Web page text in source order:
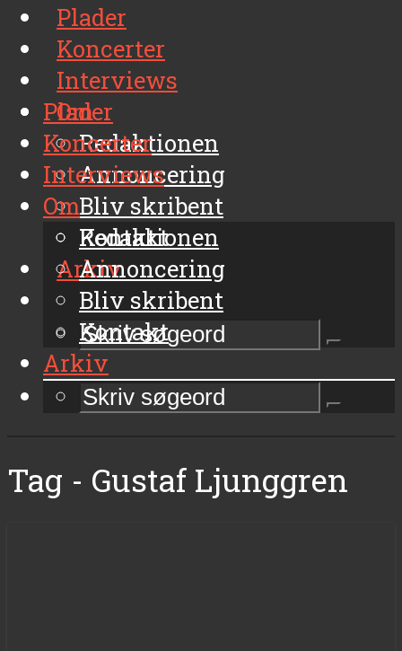
Plader
Koncerter
Interviews
Om
Redaktionen
Annoncering
Bliv skribent
Kontakt
Arkiv
Plader
Koncerter
Interviews
Om
Redaktionen
Annoncering
Bliv skribent
Kontakt
Arkiv
Tag - Gustaf Ljunggren